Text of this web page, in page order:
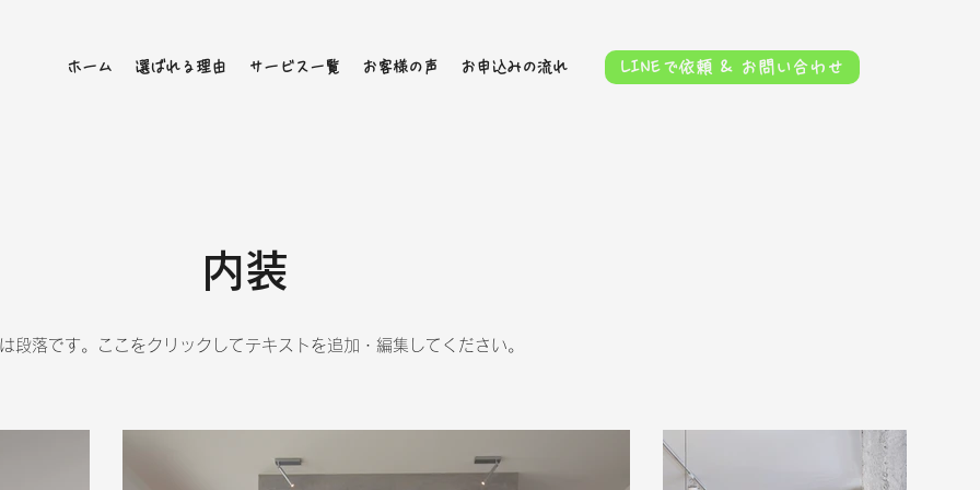
ホーム 選ばれる理由 サービス一覧 お客様の声 お申込みの流れ LINEで依頼 & お問い合わせ
内装
段落です。ここをクリックしてテキストを追加・編集してください。